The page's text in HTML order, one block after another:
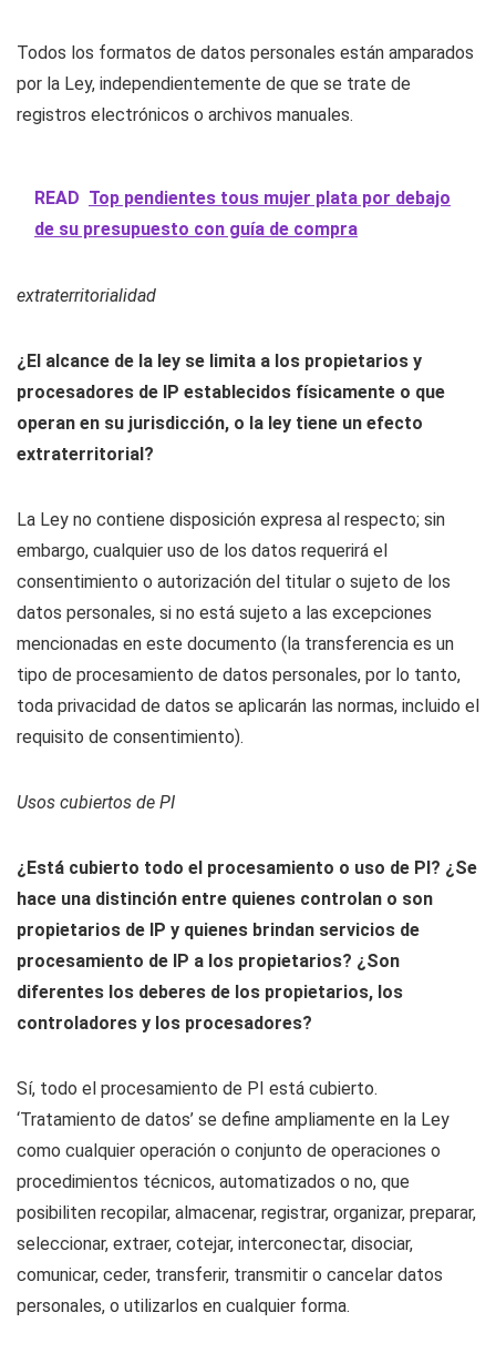
Todos los formatos de datos personales están amparados
por la Ley, independientemente de que se trate de
registros electrónicos o archivos manuales.
READ Top pendientes tous mujer plata por debajo
de su presupuesto con guía de compra
extraterritorialidad
¿El alcance de la ley se limita a los propietarios y
procesadores de IP establecidos físicamente o que
operan en su jurisdicción, o la ley tiene un efecto
extraterritorial?
La Ley no contiene disposición expresa al respecto; sin
embargo, cualquier uso de los datos requerirá el
consentimiento o autorización del titular o sujeto de los
datos personales, si no está sujeto a las excepciones
mencionadas en este documento (la transferencia es un
tipo de procesamiento de datos personales, por lo tanto,
toda privacidad de datos se aplicarán las normas, incluido el
requisito de consentimiento).
Usos cubiertos de PI
¿Está cubierto todo el procesamiento o uso de PI? ¿Se
hace una distinción entre quienes controlan o son
propietarios de IP y quienes brindan servicios de
procesamiento de IP a los propietarios? ¿Son
diferentes los deberes de los propietarios, los
controladores y los procesadores?
Sí, todo el procesamiento de PI está cubierto.
‘Tratamiento de datos’ se define ampliamente en la Ley
como cualquier operación o conjunto de operaciones o
procedimientos técnicos, automatizados o no, que
posibiliten recopilar, almacenar, registrar, organizar, preparar,
seleccionar, extraer, cotejar, interconectar, disociar,
comunicar, ceder, transferir, transmitir o cancelar datos
personales, o utilizarlos en cualquier forma.